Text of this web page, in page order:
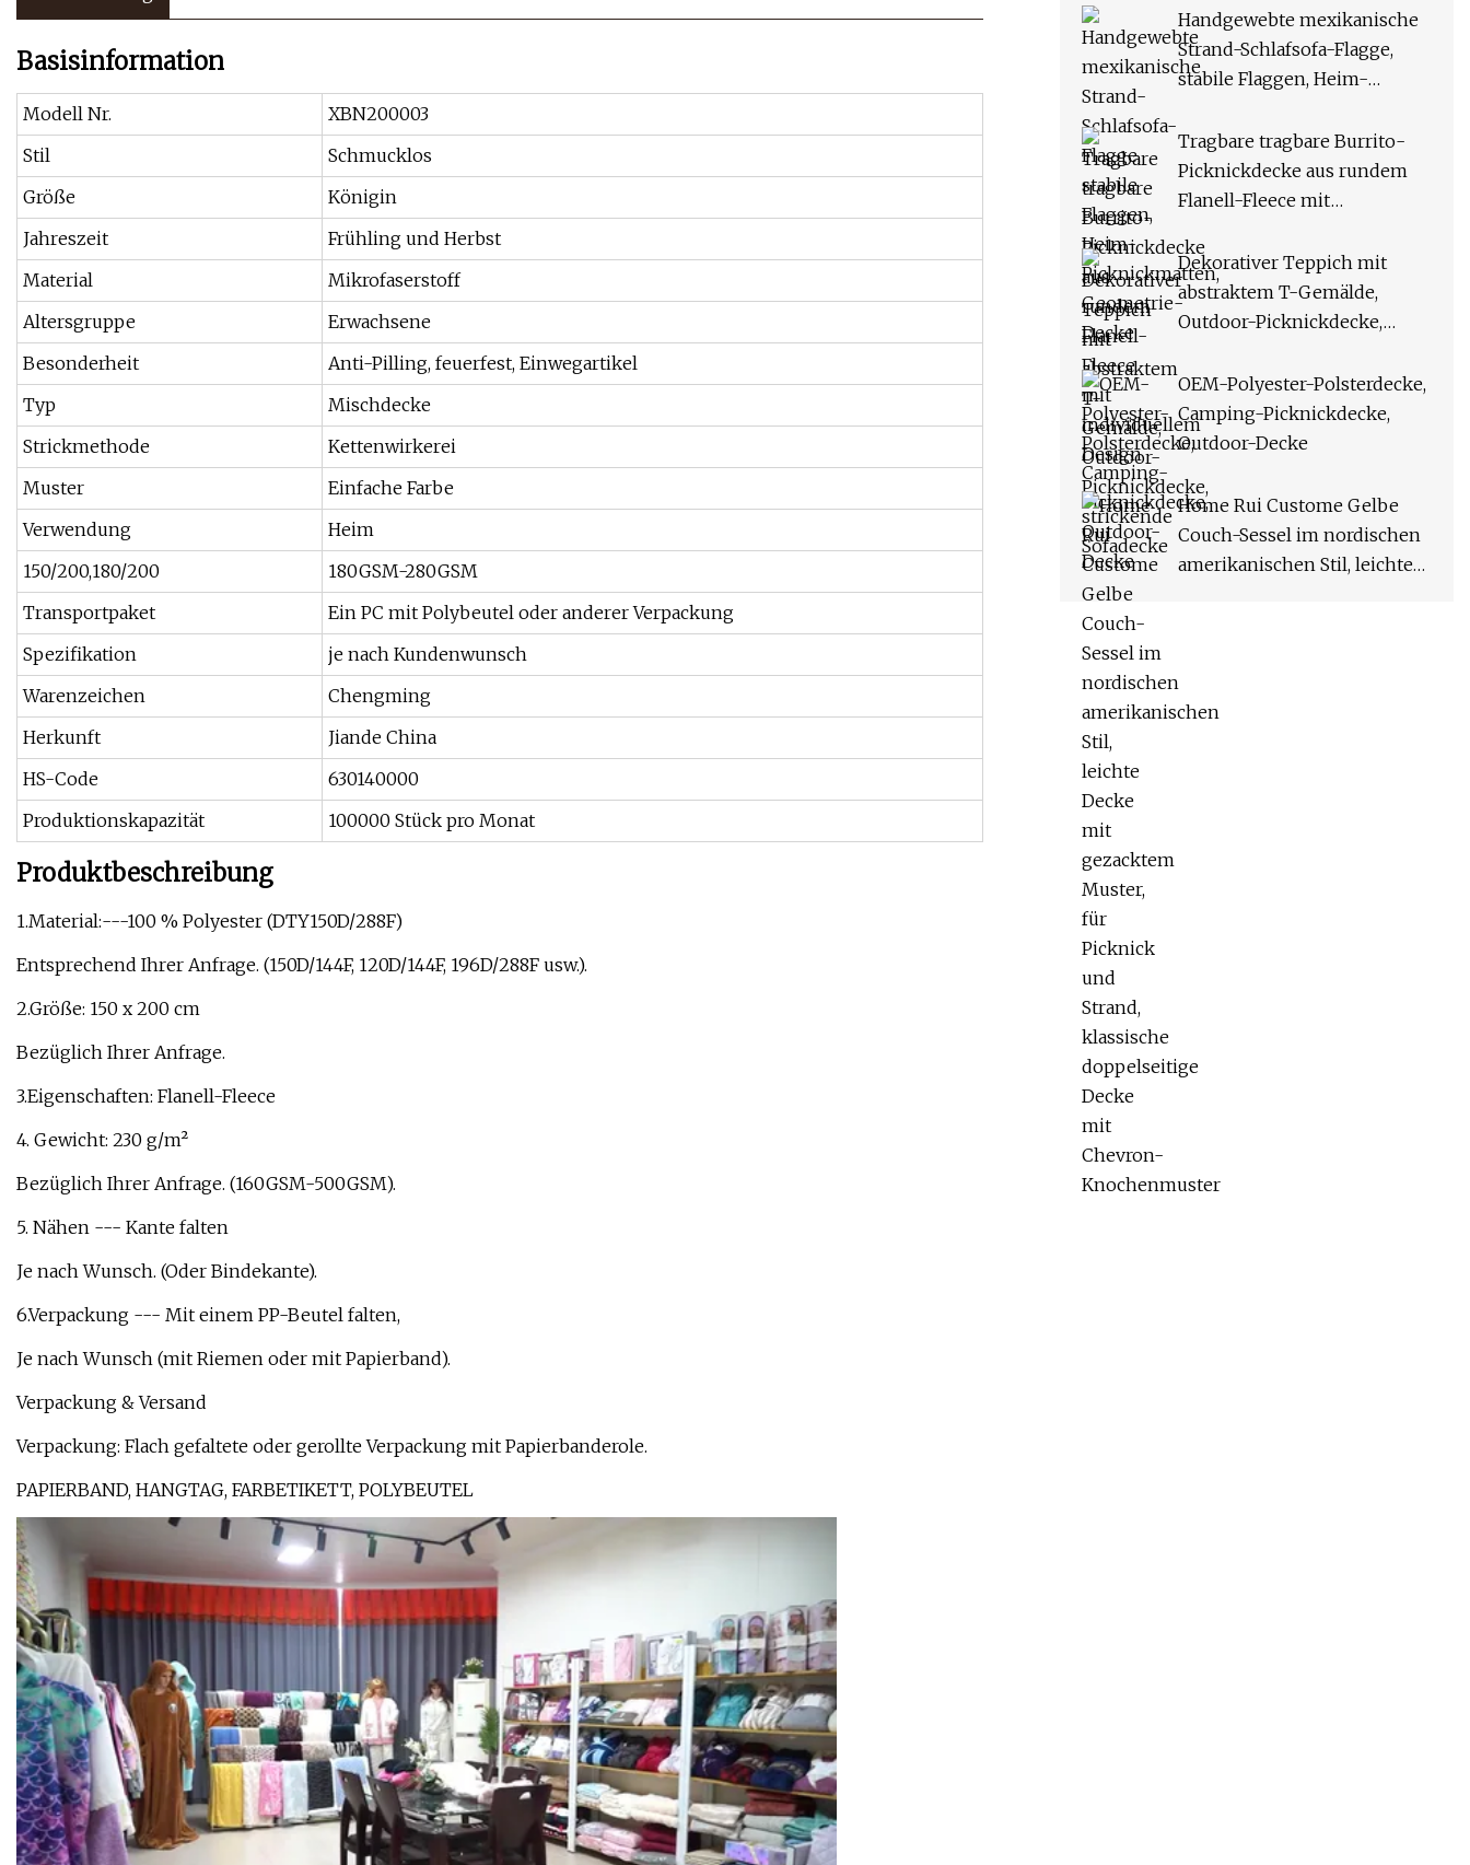
Basisinformation
Modell Nr.
XBN200003
Stil
Schmucklos
Größe
Königin
Jahreszeit
Frühling und Herbst
Material
Mikrofaserstoff
Altersgruppe
Erwachsene
Besonderheit
Anti-Pilling, feuerfest, Einwegartikel
Typ
Mischdecke
Strickmethode
Kettenwirkerei
Muster
Einfache Farbe
Verwendung
Heim
150/200,180/200
180GSM-280GSM
Transportpaket
Ein PC mit Polybeutel oder anderer Verpackung
Spezifikation
je nach Kundenwunsch
Warenzeichen
Chengming
Herkunft
Jiande China
HS-Code
630140000
Produktionskapazität
100000 Stück pro Monat
Produktbeschreibung
1.Material:---100 % Polyester (DTY150D/288F)
Entsprechend Ihrer Anfrage. (150D/144F, 120D/144F, 196D/288F usw.).
2.Größe: 150 x 200 cm
Bezüglich Ihrer Anfrage.
3.Eigenschaften: Flanell-Fleece
4. Gewicht: 230 g/m²
Bezüglich Ihrer Anfrage. (160GSM-500GSM).
5. Nähen --- Kante falten
Je nach Wunsch. (Oder Bindekante).
6.Verpackung --- Mit einem PP-Beutel falten,
Je nach Wunsch (mit Riemen oder mit Papierband).
Verpackung & Versand
Verpackung: Flach gefaltete oder gerollte Verpackung mit Papierbanderole.
PAPIERBAND, HANGTAG, FARBETIKETT, POLYBEUTEL
Handgewebte mexikanische
Strand-Schlafsofa-Flagge,
stabile Flaggen, Heim-
Decke
Tragbare tragbare Burrito-
Picknickdecke aus rundem
Flanell-Fleece mit
Dekorativer Teppich mit
abstraktem T-Gemälde,
Outdoor-Picknickdecke,
OEM-Polyester-Polsterdecke,
Camping-Picknickdecke,
Outdoor-Decke
Home Rui Custome Gelbe
Couch-Sessel im nordischen
amerikanischen Stil, leichte
Decke mit Chevron-
Knochenmuster